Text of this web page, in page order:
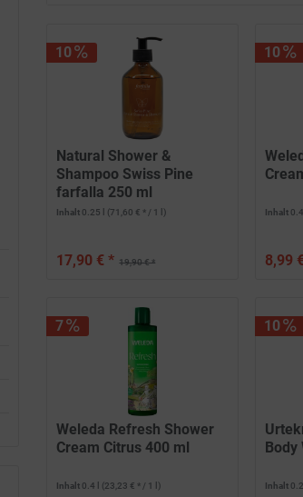
10
Natural Shower &
Shampoo Swiss Pine
farfalla 250 ml
Inhalt 0.25 l (71,60 € * / 1 l)
19,90 € *
17,90 € *
10
Inhalt 0.4
8,99
7
Weleda Refresh Shower
Cream Citrus 400 ml
Inhalt 0.4 l (23,23 € * / 1 l)
10
Body
Inhalt 0.2